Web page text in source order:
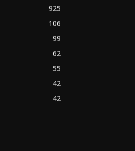
925
106
99
62
55
42
42